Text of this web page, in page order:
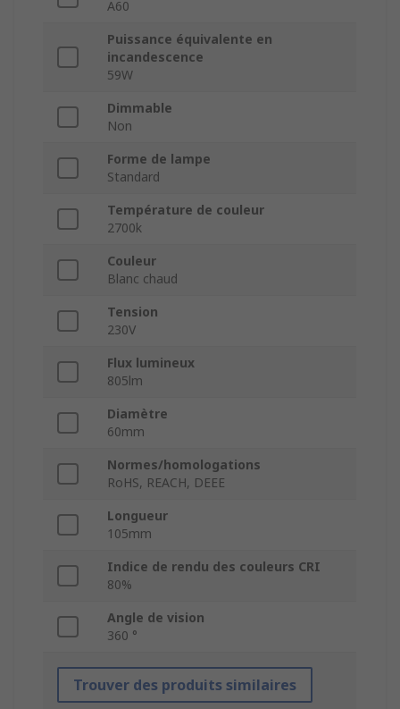
A60
Puissance équivalente en
incandescence
59W
Dimmable
Non
Forme de lampe
Standard
Température de couleur
2700k
Couleur
Blanc chaud
Tension
230V
Flux lumineux
805lm
Diamètre
60mm
Normes/homologations
RoHS, REACH, DEEE
Longueur
105mm
Indice de rendu des couleurs CRI
80%
Angle de vision
360 °
Trouver des produits similaires